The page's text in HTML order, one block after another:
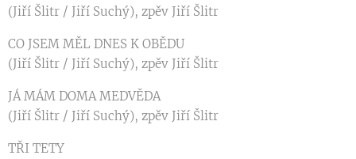
(Jiří Šlitr / Jiří Suchý), zpěv Jiří Šlitr
CO JSEM MĚL DNES K OBĚDU
(Jiří Šlitr / Jiří Suchý), zpěv Jiří Šlitr
JÁ MÁM DOMA MEDVĚDA
(Jiří Šlitr / Jiří Suchý), zpěv Jiří Šlitr
TŘI TETY